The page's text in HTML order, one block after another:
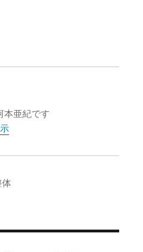
本亜紀です
体